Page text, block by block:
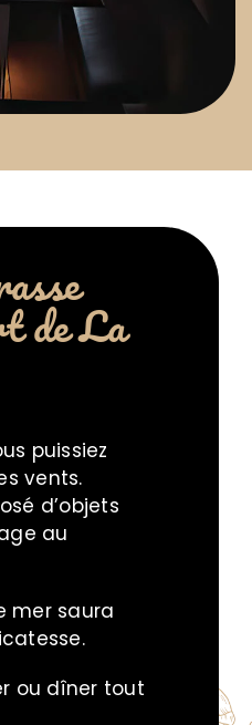
de La
puissiez
vents.
d’objets
au
mer saura
ou dîner tout